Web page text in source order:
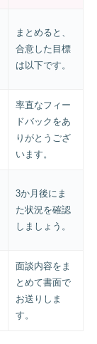
まとめると、
合意した目標
は以下です。
率直なフィー
ドバックをあ
りがとうござ
います。
3か月後にま
た状況を確認
しましょう。
面談内容をま
とめて書面で
お送りしま
す。